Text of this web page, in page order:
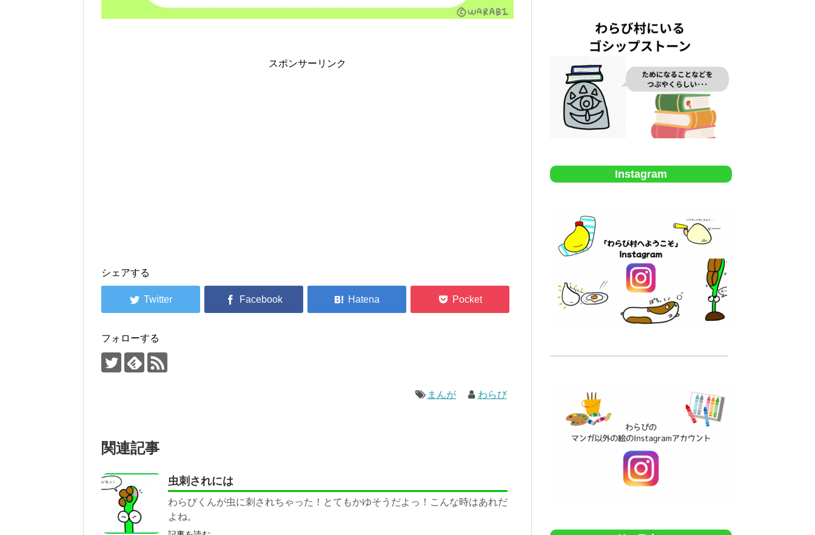
スポンサーリンク
シェアする
フォローする
まんが わらび
関連記事
虫刺されには
わらびくんが虫に刺されちゃった！とてもかゆそうだよっ！こんな時はあれだ
よね。
Instagram